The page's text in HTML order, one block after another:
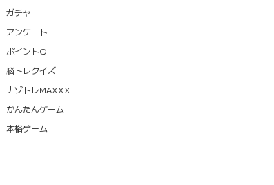
ガチャ
アンケート
ポイントQ
脳トレクイズ
ナゾトレMAXXX
かんたんゲーム
本格ゲーム